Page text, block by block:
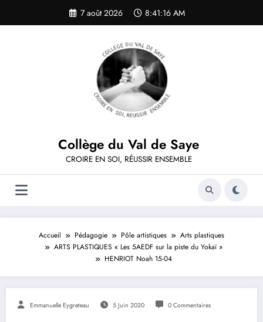
contenu
7 août 2026 8:41:16 AM
Collège du Val de Saye
CROIRE EN SOI, RÉUSSIR ENSEMBLE
Accueil Pédagogie Pôle artistiques
Arts plastiques
ARTS PLASTIQUES « Les 5AEDF sur la piste du Yokaï »
HENRIOT Noah 15-04
Emmanuelle Eygreteau 5 Juin 2020 0 Commentaires